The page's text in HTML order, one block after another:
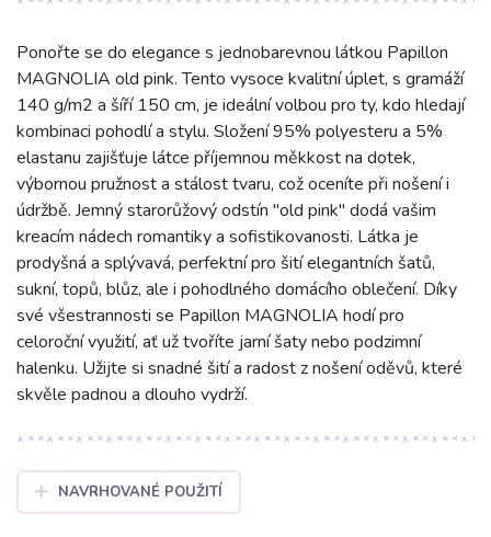
Ponořte se do elegance s jednobarevnou látkou Papillon
MAGNOLIA old pink. Tento vysoce kvalitní úplet, s gramáží
140 g/m2 a šíří 150 cm, je ideální volbou pro ty, kdo hledají
kombinaci pohodlí a stylu. Složení 95% polyesteru a 5%
elastanu zajišťuje látce příjemnou měkkost na dotek,
výbornou pružnost a stálost tvaru, což oceníte při nošení i
údržbě. Jemný starorůžový odstín "old pink" dodá vašim
kreacím nádech romantiky a sofistikovanosti. Látka je
prodyšná a splývavá, perfektní pro šití elegantních šatů,
sukní, topů, blůz, ale i pohodlného domácího oblečení. Díky
své všestrannosti se Papillon MAGNOLIA hodí pro
celoroční využití, ať už tvoříte jarní šaty nebo podzimní
halenku. Užijte si snadné šití a radost z nošení oděvů, které
skvěle padnou a dlouho vydrží.
NAVRHOVANÉ POUŽITÍ